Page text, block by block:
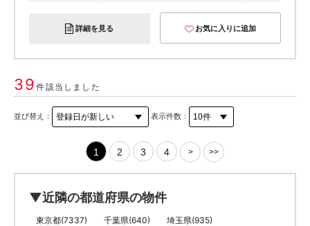
詳細を見る お気に入りに追加
39件該当しました
並び替え： 表示件数：
1 2 3 4 > >>
▼近隣の都道府県の物件
東京都(7337) 千葉県(640) 埼玉県(935)